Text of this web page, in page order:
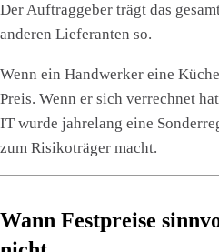
Der Auftraggeber trägt das
anderen Lieferanten so.
Wenn ein Handwerker eine
Preis. Wenn er sich verrechnet
IT wurde jahrelang eine
zum Risikoträger macht.
Wann Festpreise